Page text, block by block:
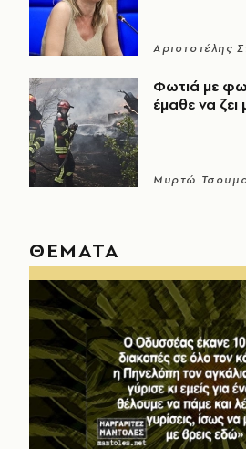
Αριστοτέλης
Φωτιά με
έμαθε να ζει
Μυρτώ
ΘΕΜΑΤΑ